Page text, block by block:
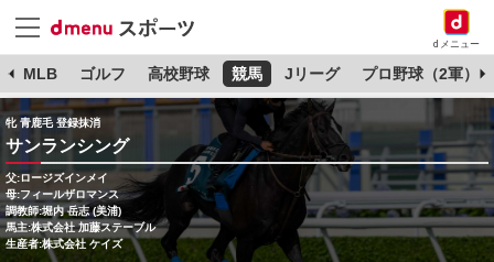
dメニュー
MLB ゴルフ 高校野球 競馬 Jリーグ プロ野球（2軍）
牝 青鹿毛 登録抹消
サンランシング
父:ロージズインメイ
母:フィールザロマンス
調教師:堀内 岳志 (美浦)
馬主:株式会社 加藤ステーブル
生産者:株式会社 ケイズ